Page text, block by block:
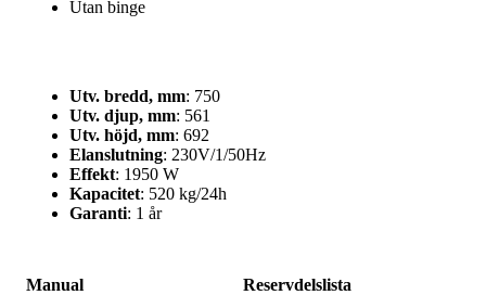
Utan binge
Utv. bredd, mm: 750
Utv. djup, mm: 561
Utv. höjd, mm: 692
Elanslutning: 230V/1/50Hz
Effekt: 1950 W
Kapacitet: 520 kg/24h
Garanti: 1 år
Manual
Reservdelslista